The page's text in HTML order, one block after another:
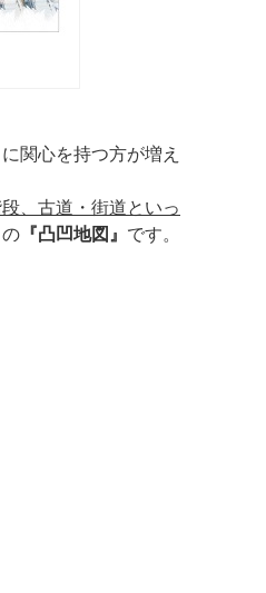
関心を持つ方が増え
、古道・街道といっ
『凸凹地図』 です。